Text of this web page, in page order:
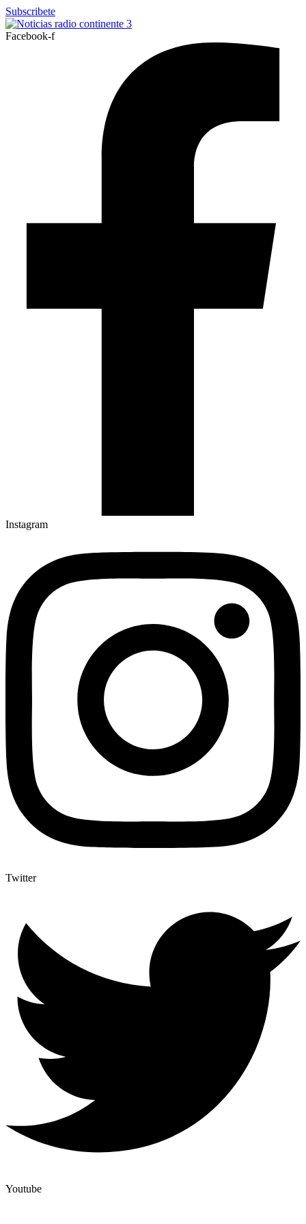
Ir
al
contenido
Subscribete
Facebook-f
Instagram
Twitter
Youtube